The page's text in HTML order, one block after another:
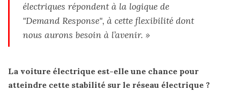
électriques répondent à la logique de
"Demand Response", à cette flexibilité dont
nous aurons besoin à l’avenir. »
La voiture électrique est-elle une chance pour
atteindre cette stabilité sur le réseau électrique ?